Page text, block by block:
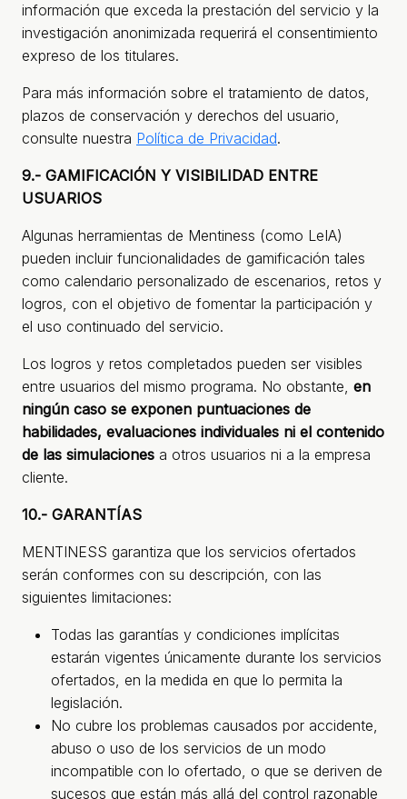
información que exceda la prestación del servicio y la
investigación anonimizada requerirá el consentimiento
expreso de los titulares.
Para más información sobre el tratamiento de datos,
plazos de conservación y derechos del usuario,
consulte nuestra Política de Privacidad.
9.- GAMIFICACIÓN Y VISIBILIDAD ENTRE
USUARIOS
Algunas herramientas de Mentiness (como LeIA)
pueden incluir funcionalidades de gamificación tales
como calendario personalizado de escenarios, retos y
logros, con el objetivo de fomentar la participación y
el uso continuado del servicio.
Los logros y retos completados pueden ser visibles
entre usuarios del mismo programa. No obstante, en
ningún caso se exponen puntuaciones de
habilidades, evaluaciones individuales ni el contenido
de las simulaciones a otros usuarios ni a la empresa
cliente.
10.- GARANTÍAS
MENTINESS garantiza que los servicios ofertados
serán conformes con su descripción, con las
siguientes limitaciones:
Todas las garantías y condiciones implícitas
estarán vigentes únicamente durante los servicios
ofertados, en la medida en que lo permita la
legislación.
No cubre los problemas causados por accidente,
abuso o uso de los servicios de un modo
incompatible con lo ofertado, o que se deriven de
sucesos que están más allá del control razonable